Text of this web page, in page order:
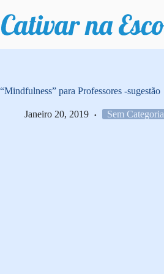
para
o
conteúdo
“Mindfulness” para Professores -sugestão
Janeiro 20, 2019 Sem Categoria